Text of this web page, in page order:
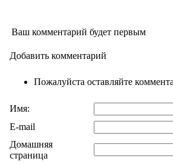
Ваш комментарий будет первым
Добавить комментарий
Пожалуйста оставляйте
Имя:
E-mail
Домашняя
страница